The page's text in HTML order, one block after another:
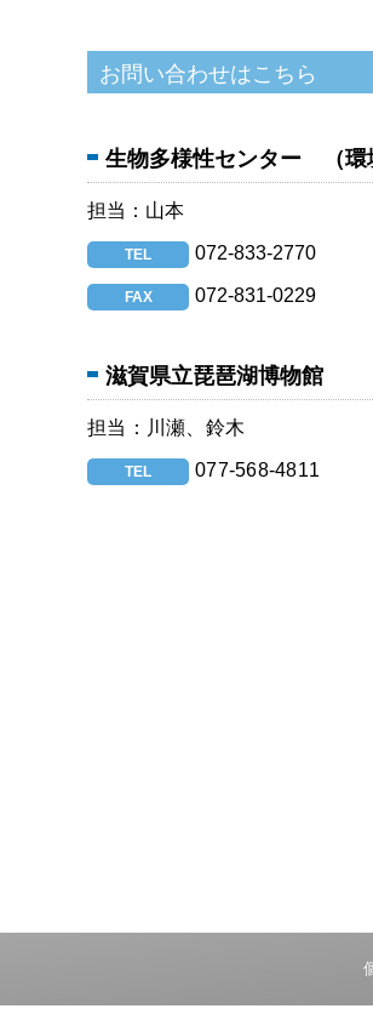
生物多様性センター （環
担当：山本
TEL 072-833-2770
FAX 072-831-0229
滋賀県立琵琶湖博物館
担当：川瀬、鈴木
TEL 077-568-4811